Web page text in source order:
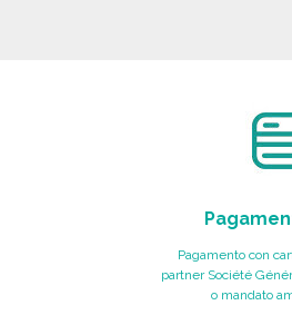
Pagamento con
partner Société
o mandato